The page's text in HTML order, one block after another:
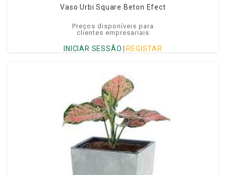
Vaso Urbi Square Beton Efect
Preços disponíveis para
clientes empresariais
INICIAR SESSÃO REGISTAR